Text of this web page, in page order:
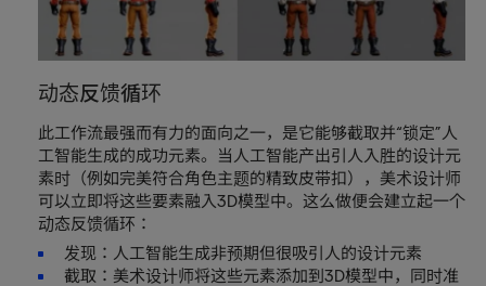
动态反馈循环
此工作流最强而有力的面向之一，是它能够截取并“锁定”人
工智能生成的成功元素。当人工智能产出引人入胜的设计元
素时（例如完美符合角色主题的精致皮带扣），美术设计师
可以立即将这些要素融入3D模型中。这么做便会建立起一个
动态反馈循环：
发现：人工智能生成非预期但很吸引人的设计元素
截取：美术设计师将这些元素添加到3D模型中，同时准